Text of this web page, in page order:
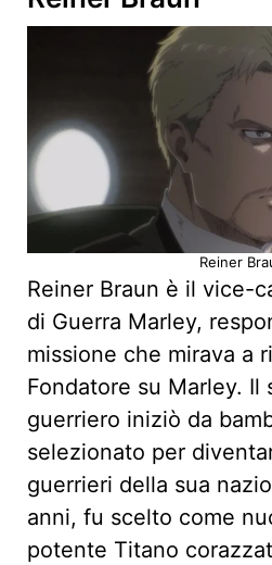
Reiner
Reiner Braun è il vice-
di Guerra Marley,
missione che mirava a
Fondatore su Marley. Il
guerriero iniziò da
selezionato per
guerrieri della sua
anni, fu scelto come
potente Titano